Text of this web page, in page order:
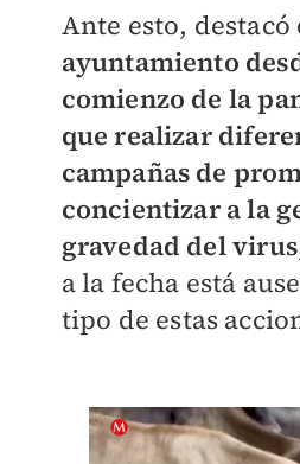
Ante esto, destacó
ayuntamiento
comienzo de la
que realizar
campañas de
concientizar a la
gravedad del virus
a la fecha está
tipo de estas